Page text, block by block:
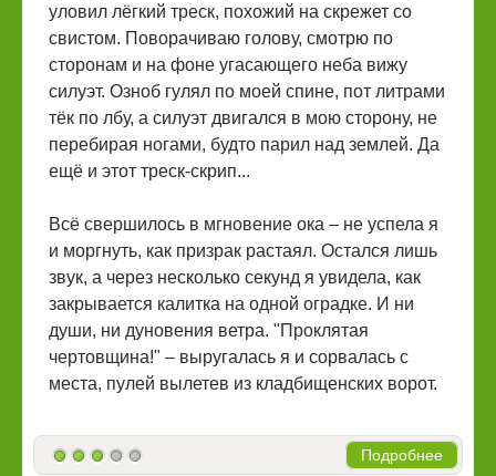
уловил лёгкий треск, похожий на скрежет со
свистом. Поворачиваю голову, смотрю по
сторонам и на фоне угасающего неба вижу
силуэт. Озноб гулял по моей спине, пот литрами
тёк по лбу, а силуэт двигался в мою сторону, не
перебирая ногами, будто парил над землей. Да
ещё и этот треск-скрип...
Всё свершилось в мгновение ока – не успела я
и моргнуть, как призрак растаял. Остался лишь
звук, а через несколько секунд я увидела, как
закрывается калитка на одной оградке. И ни
души, ни дуновения ветра. "Проклятая
чертовщина!" – выругалась я и сорвалась с
места, пулей вылетев из кладбищенских ворот.
Подробнее